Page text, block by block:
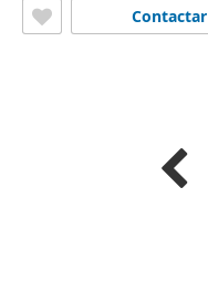
Contactar